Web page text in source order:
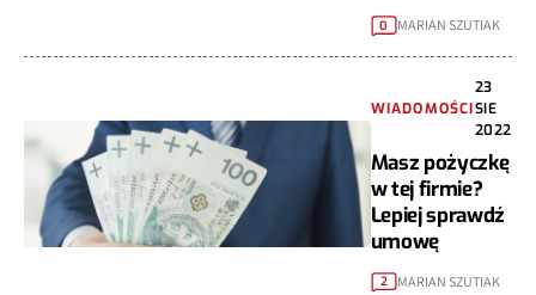
0 MARIAN SZUTIAK
WIADOMOŚCI
23
SIE
2022
Masz pożyczkę
w tej firmie?
Lepiej sprawdź
umowę
2 MARIAN SZUTIAK